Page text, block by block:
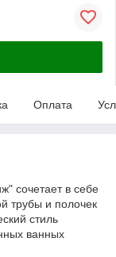
Оплата
сочетает в себе
трубы и полочек
стиль
ванных